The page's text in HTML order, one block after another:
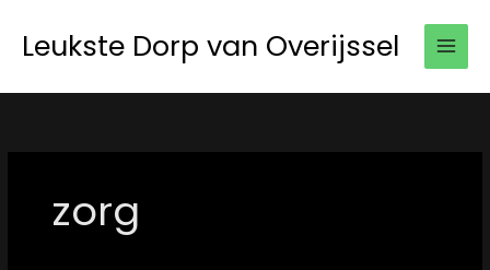
naarLeukste Dorp van Overijssel
zorg